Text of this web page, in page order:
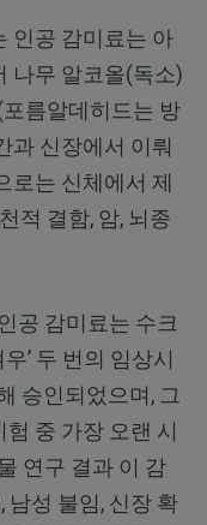
인공 감미료는 아
나무 알코올(독소)
름알데히드는 방
과 신장에서 이뤄
로는 신체에서 제
적 결함, 암, 뇌종
공 감미료는 수크
’ 두 번의 임상시
승인되었으며, 그
중 가장 오랜 시
연구 결과 이 감
남성 불임, 신장 확